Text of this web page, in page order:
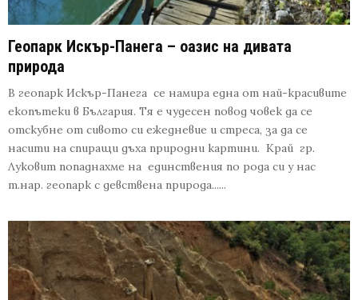
Геопарк Искър-Панега – оазис на дивата
природа
В геопарк Искър-Панега се намира една от най-красивите
екопътеки в България. Тя е чудесен повод човек да се
отскубне от сивото си ежедневие и стреса, за да се
насити на спиращи дъха природни картини. Край гр.
Луковит попаднахме на единствения по рода си у нас
т.нар. геопарк с девствена природа......